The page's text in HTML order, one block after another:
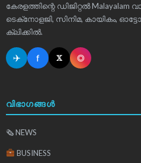
കേരളത്തിന്റെ ഡിജിറ്റൽ
ടെക്‌നോളജി, സിനിമ, കായികം,
ക്ലിക്കിൽ.
✈ f 𝕏 ◎
വിഭാഗങ്ങൾ
🗞 NEWS
BUSINESS